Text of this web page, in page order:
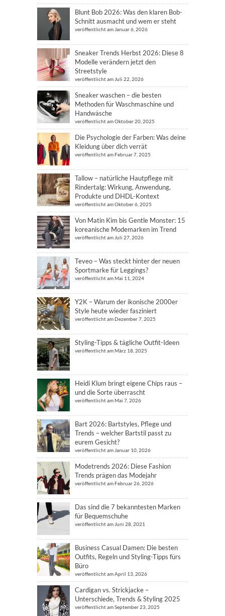
Blunt Bob 2026: Was den klaren Bob-
Schnitt ausmacht und wem er steht
veröffentlicht am Januar 6, 2026
Sneaker Trends Herbst 2026: Diese 8
Modelle verändern jetzt den
Streetstyle
veröffentlicht am Juli 22, 2026
Sneaker waschen – die besten
Methoden für Waschmaschine und
Handwäsche
veröffentlicht am Oktober 20, 2025
Die Psychologie der Farben: Was deine
Kleidung über dich verrät
veröffentlicht am Februar 7, 2025
Tallow – natürliche Hautpflege mit
Rindertalg: Wirkung, Anwendung,
Produkte und DHDL-Kontext
veröffentlicht am Oktober 6, 2025
Von Matin Kim bis Gentle Monster: 15
koreanische Modemarken im Trend
veröffentlicht am Juli 27, 2026
Teveo – Was steckt hinter der neuen
Sportmarke für Leggings?
veröffentlicht am Mai 11, 2024
Y2K – Warum der ikonische 2000er
Style heute wieder fasziniert
veröffentlicht am Dezember 7, 2025
Styling-Tipps & tägliche Outfit-Ideen
veröffentlicht am März 18, 2025
Heidi Klum bringt eigene Chips raus –
und die Sorte überrascht
veröffentlicht am Mai 7, 2026
Bart 2026: Bartstyles, Pflege und
Trends – welcher Bartstil passt zu
eurem Gesicht?
veröffentlicht am Januar 10, 2026
Modetrends 2026: Diese Fashion
Trends prägen das Modejahr
veröffentlicht am Februar 26, 2026
Das sind die 7 bekanntesten Marken
für Bequemschuhe
veröffentlicht am Juni 28, 2021
Business Casual Damen: Die besten
Outfits, Regeln und Styling-Tipps fürs
Büro
veröffentlicht am April 13, 2026
Cardigan vs. Strickjacke –
Unterschiede, Trends & Styling 2025
veröffentlicht am September 23, 2025